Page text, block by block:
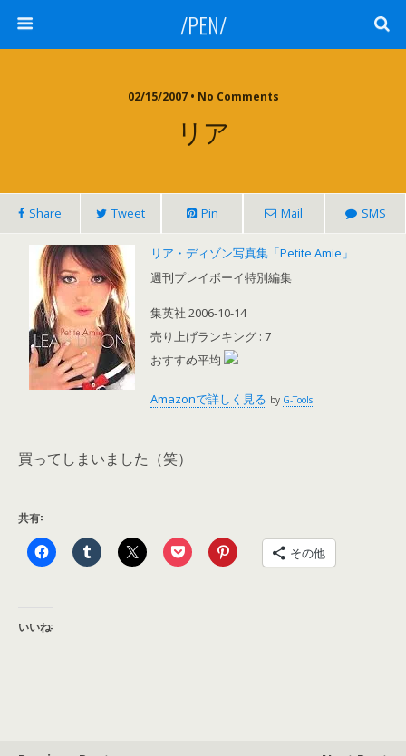
/PEN/
02/15/2007 • No Comments
リア
Share Tweet Pin Mail SMS
リア・ディゾン写真集「Petite Amie」
週刊プレイボーイ特別編集
集英社 2006-10-14
売り上げランキング : 7
おすすめ平均
Amazonで詳しく見る by G-Tools
買ってしまいました（笑）
共有:
その他
いいね: